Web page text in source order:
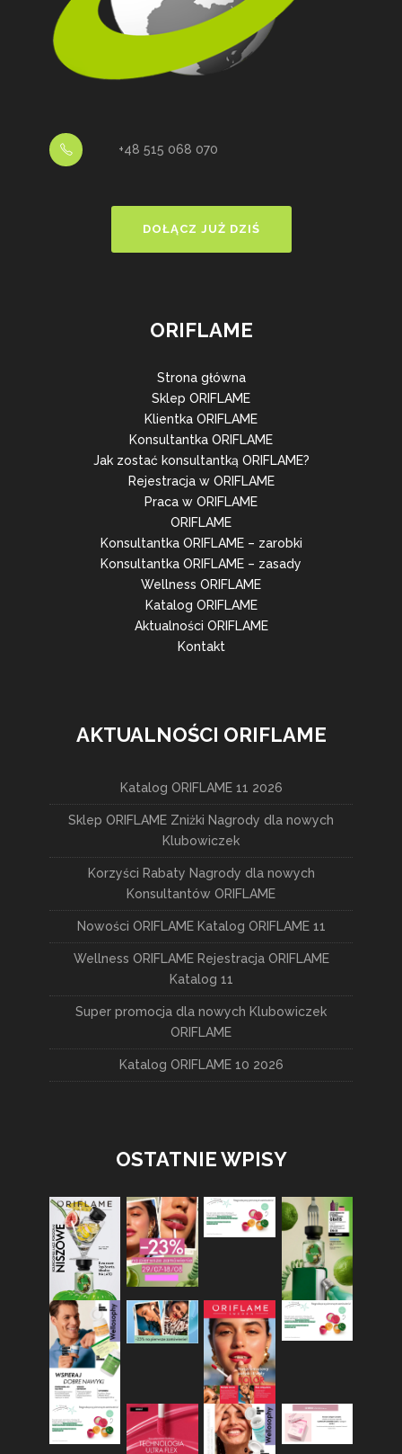
+48 515 068 070
DOŁĄCZ JUŻ DZIŚ
ORIFLAME
Strona główna
Sklep ORIFLAME
Klientka ORIFLAME
Konsultantka ORIFLAME
Jak zostać konsultantką ORIFLAME?
Rejestracja w ORIFLAME
Praca w ORIFLAME
ORIFLAME
Konsultantka ORIFLAME – zarobki
Konsultantka ORIFLAME – zasady
Wellness ORIFLAME
Katalog ORIFLAME
Aktualności ORIFLAME
Kontakt
AKTUALNOŚCI ORIFLAME
Katalog ORIFLAME 11 2026
Sklep ORIFLAME Zniżki Nagrody dla nowych
Klubowiczek
Korzyści Rabaty Nagrody dla nowych
Konsultantów ORIFLAME
Nowości ORIFLAME Katalog ORIFLAME 11
Wellness ORIFLAME Rejestracja ORIFLAME
Katalog 11
Super promocja dla nowych Klubowiczek
ORIFLAME
Katalog ORIFLAME 10 2026
OSTATNIE WPISY